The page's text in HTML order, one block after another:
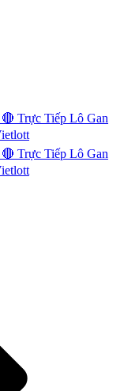
🔴 Trực Tiếp Lô Gan
🔴 Trực Tiếp Lô Gan